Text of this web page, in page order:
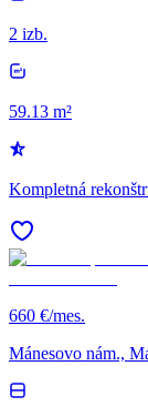
2 izb.
59.13 m²
Kompletná
660 €/mes.
Mánesovo nám.,